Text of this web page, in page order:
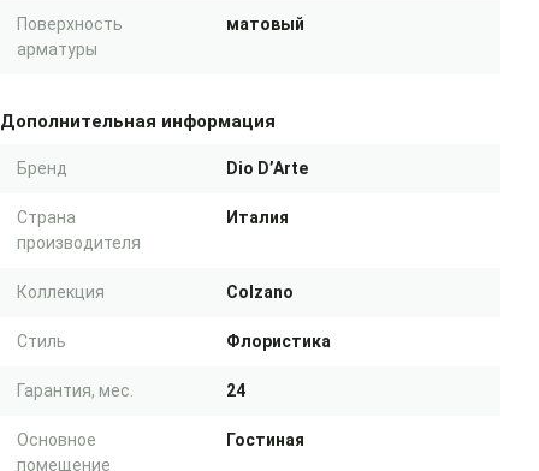
Поверхность
арматуры
матовый
Дополнительная информация
Бренд Dio D’Arte
Страна
производителя
Италия
Коллекция Colzano
Стиль Флористика
Гарантия, мес. 24
Основное
помещение
Гостиная